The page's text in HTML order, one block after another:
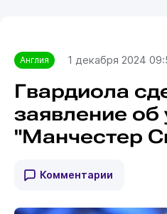
Англия 1 декабря 2024
Гвардиола
заявление об
"Манчестер
Комментарии